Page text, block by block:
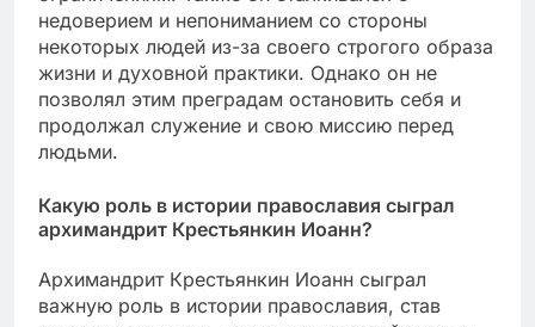
недоверием и непониманием со стороны
некоторых людей из-за своего строгого образа
жизни и духовной практики. Однако он не
позволял этим преградам остановить себя и
продолжал служение и свою миссию перед
людьми.
Какую роль в истории православия сыграл
архимандрит Крестьянкин Иоанн?
Архимандрит Крестьянкин Иоанн сыграл
важную роль в истории православия, став